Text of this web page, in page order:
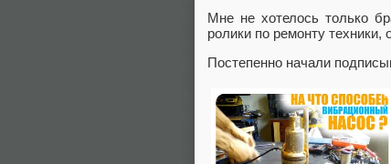
Мне не хотелось только
ролики по ремонту техники,
Постепенно начали